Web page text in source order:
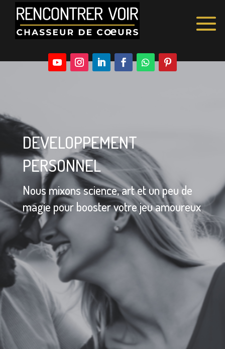
DEVELOPPEMENT
PERSONNEL
Nous mixons science, art et un peu de
magie pour booster votre jeu amoureux